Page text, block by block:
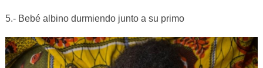
5.- Bebé albino durmiendo junto a su primo